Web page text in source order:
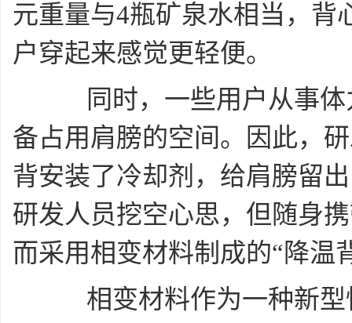
元重量与4瓶矿泉水相当，背
户穿起来感觉更轻便。
同时，一些用户从事体
备占用肩膀的空间。因此，
背安装了冷却剂，给肩膀留
研发人员挖空心思，但随身
而采用相变材料制成的“降温
相变材料作为一种新型